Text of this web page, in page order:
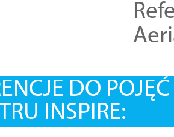
DO
INSPIRE: